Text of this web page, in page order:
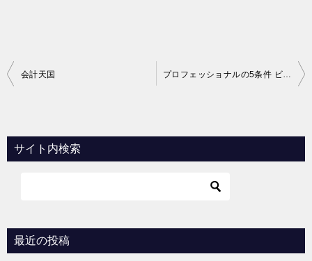
投
ビ
ゲ
ョ
ン
会計天国 プロフェッショナルの5条件 ビジネスを勝ち抜く法則
サイト内検索
最近の投稿